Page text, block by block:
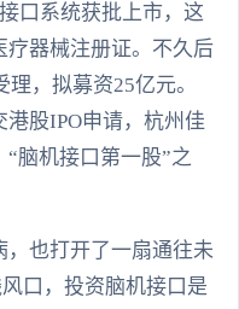
口系统获批上市，这
疗器械注册证。不久后
，拟募资25亿元。
股IPO申请，杭州佳
脑机接口第一股”之
，也打开了一扇通往未
口，投资脑机接口是